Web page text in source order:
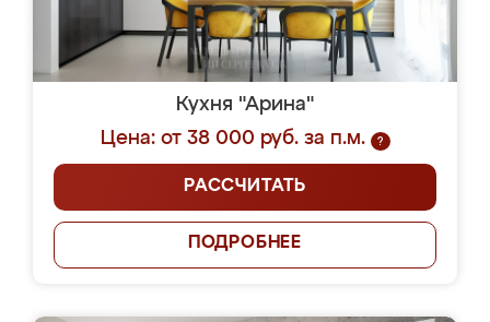
Кухня "Арина"
Цена: от 38 000 руб. за п.м.
?
РАССЧИТАТЬ
ПОДРОБНЕЕ